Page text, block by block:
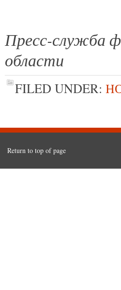
Пресс-служба
области
FILED UNDER:
Return to top of page